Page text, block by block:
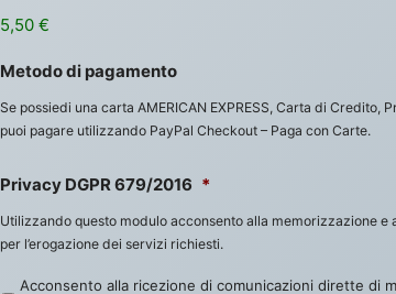
5,50 €
Metodo di pagamento
Se possiedi una carta AMERICAN EXPRESS, Carta di Credito,
puoi pagare utilizzando PayPal Checkout – Paga con Carte.
Privacy DGPR 679/2016 *
Utilizzando questo modulo acconsento alla memorizzazione e
per l’erogazione dei servizi richiesti.
Acconsento alla ricezione di comunicazioni dirette di